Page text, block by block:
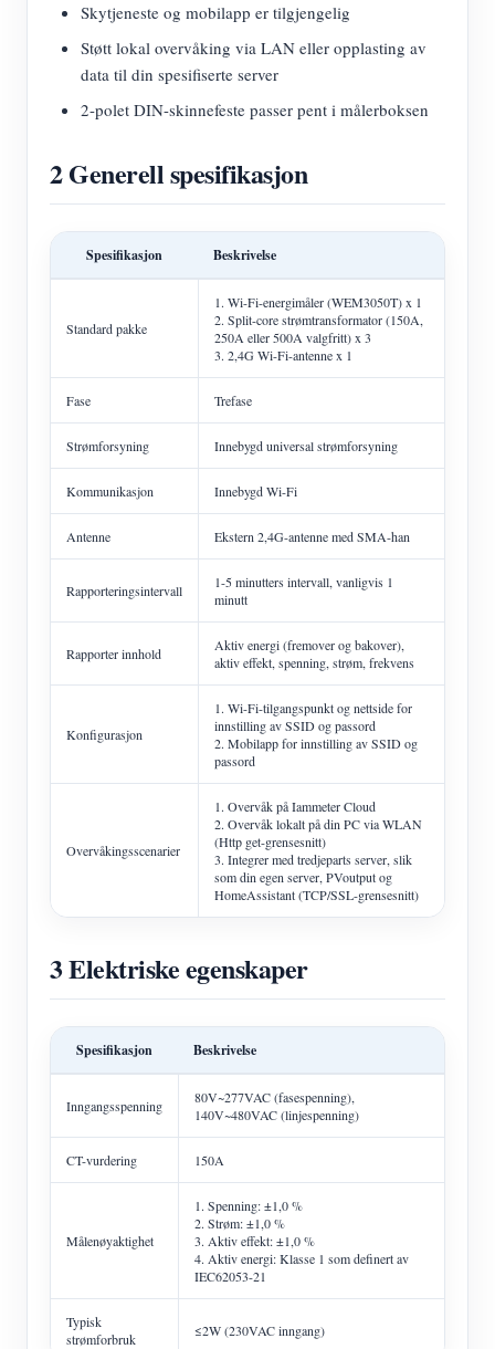
Skytjeneste og mobilapp er tilgjengelig
Støtt lokal overvåking via LAN eller opplasting av
data til din spesifiserte server
2-polet DIN-skinnefeste passer pent i målerboksen
2 Generell spesifikasjon
Spesifikasjon Beskrivelse
Standard pakke
1. Wi-Fi-energimåler (WEM3050T) x 1
2. Split-core strømtransformator (150A,
250A eller 500A valgfritt) x 3
3. 2,4G Wi-Fi-antenne x 1
Fase Trefase
Strømforsyning Innebygd universal strømforsyning
Kommunikasjon Innebygd Wi-Fi
Antenne Ekstern 2,4G-antenne med SMA-han
Rapporteringsintervall
1-5 minutters intervall, vanligvis 1
minutt
Rapporter innhold
Aktiv energi (fremover og bakover),
aktiv effekt, spenning, strøm, frekvens
Konfigurasjon
1. Wi-Fi-tilgangspunkt og nettside for
innstilling av SSID og passord
2. Mobilapp for innstilling av SSID og
passord
Overvåkingsscenarier
1. Overvåk på Iammeter Cloud
2. Overvåk lokalt på din PC via WLAN
(Http get-grensesnitt)
3. Integrer med tredjeparts server, slik
som din egen server, PVoutput og
HomeAssistant (TCP/SSL-grensesnitt)
3 Elektriske egenskaper
Spesifikasjon Beskrivelse
Inngangsspenning
80V~277VAC (fasespenning),
140V~480VAC (linjespenning)
CT-vurdering 150A
Målenøyaktighet
1. Spenning: ±1,0 %
2. Strøm: ±1,0 %
3. Aktiv effekt: ±1,0 %
4. Aktiv energi: Klasse 1 som definert av
IEC62053-21
Typisk
strømforbruk
≤2W (230VAC inngang)